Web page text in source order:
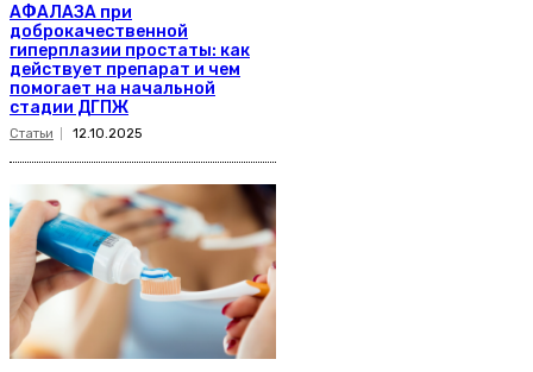
АФАЛАЗА при
доброкачественной
гиперплазии простаты: как
действует препарат и чем
помогает на начальной
стадии ДГПЖ
Статьи 12.10.2025